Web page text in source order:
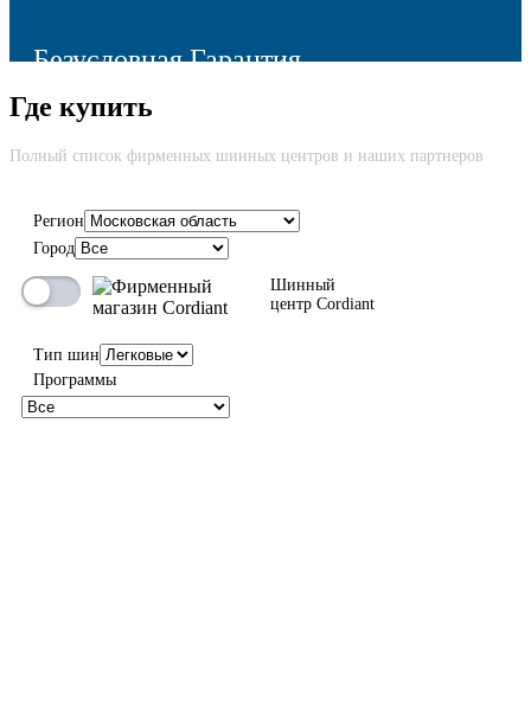
100%
Безусловная Гарантия
Cкидка до 100% на новую шину вне зависимости от причины
возврата
Где купить
Полный список фирменных шинных центров и наших партнеров
Регион
Город
Шинный
центр Cordiant
Тип шин
Программы